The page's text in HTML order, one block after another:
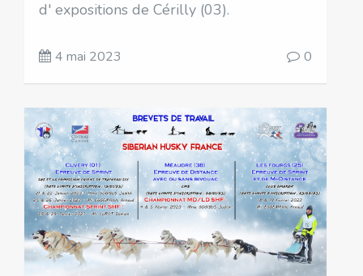
d' expositions de Cérilly (03).
4 mai 2023 0